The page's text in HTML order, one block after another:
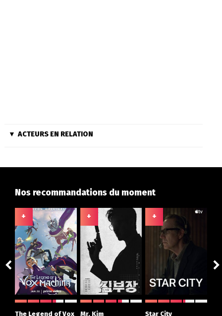
ACTEURS EN RELATION
Nos recommandations du moment
+
The Legend of Vox
+
Mr. Kim
+
Star City